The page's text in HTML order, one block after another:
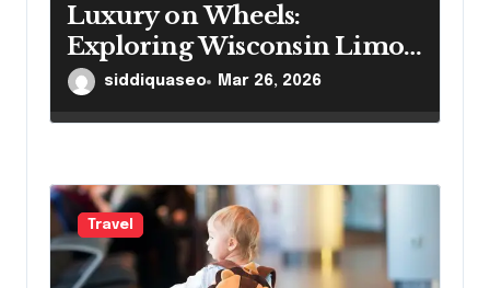
Luxury on Wheels:
Exploring Wisconsin Limo
Services
siddiquaseo Mar 26, 2026
Travel